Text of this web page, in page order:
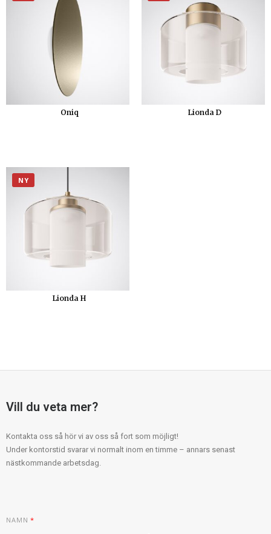
Oniq Lionda D
NY
Lionda H
Vill du veta mer?
Kontakta oss så hör vi av oss så fort som möjligt!
Under kontorstid svarar vi normalt inom en timme – annars senast
nästkommande arbetsdag.
NAMN*